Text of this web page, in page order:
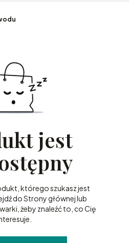
jest
którego szukasz jest
do Strony głównej lub
żeby znaleźć to, co Cię